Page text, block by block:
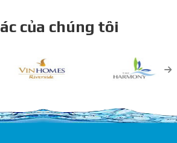
của chúng tôi